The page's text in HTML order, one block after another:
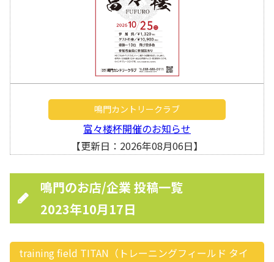
鳴門カントリークラブ
富々楼杯開催のお知らせ
【更新日：2026年08月06日】
鳴門のお店/企業 投稿一覧
2023年10月17日
training field TITAN（トレーニングフィールド タイ